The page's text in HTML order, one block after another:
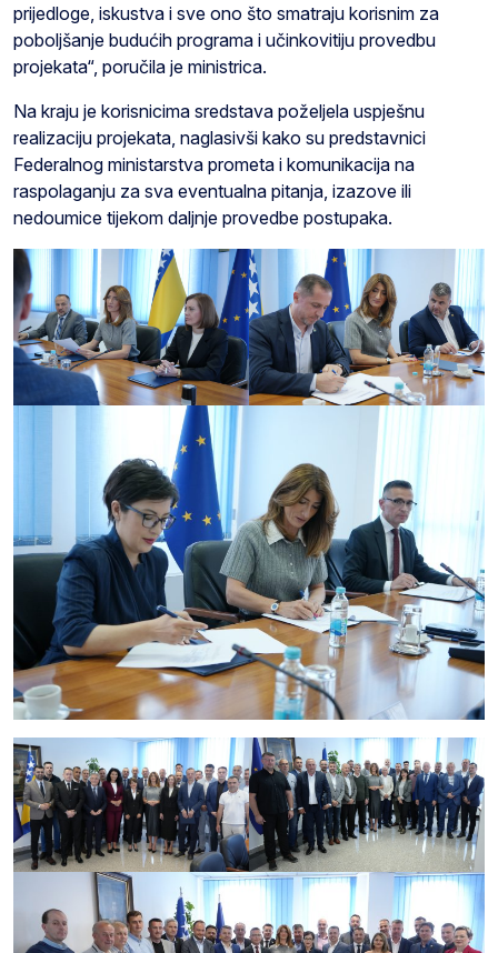
prijedloge, iskustva i sve ono što smatraju korisnim za
poboljšanje budućih programa i učinkovitiju provedbu
projekata“, poručila je ministrica.
Na kraju je korisnicima sredstava poželjela uspješnu
realizaciju projekata, naglasivši kako su predstavnici
Federalnog ministarstva prometa i komunikacija na
raspolaganju za sva eventualna pitanja, izazove ili
nedoumice tijekom daljnje provedbe postupaka.